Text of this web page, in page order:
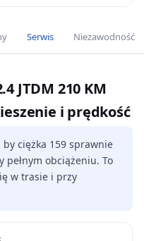
Serwis Niezawodność
JTDM 210 KM
i prędkość
ciężka 159 sprawnie
pełnym obciążeniu. To
w trasie i przy